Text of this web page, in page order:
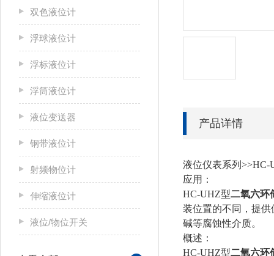
双色液位计
浮球液位计
浮标液位计
浮筒液位计
液位变送器
钢带液位计
射频物位计
伸缩液位计
液位/物位开关
产品详情
液位仪表系列>>HC-
应用：
HC-UHZ型二氧六环
装位置的不同，提供
碱等腐蚀性介质。
概述：
HC-UHZ型二氧六环